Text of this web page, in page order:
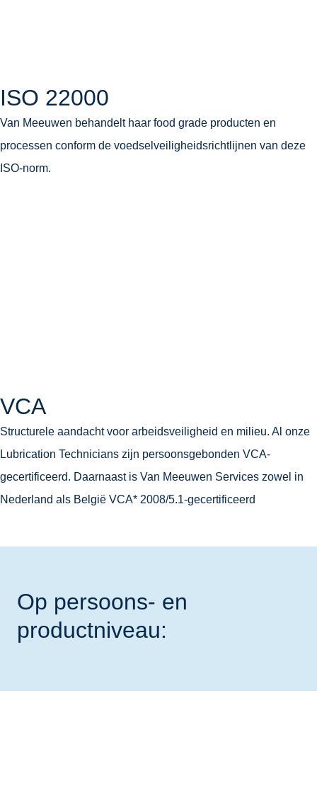
ISO 22000
Van Meeuwen behandelt haar food grade producten en
processen conform de voedselveiligheidsrichtlijnen van deze
ISO-norm.
VCA
Structurele aandacht voor arbeidsveiligheid en milieu. Al onze
Lubrication Technicians zijn persoonsgebonden VCA-
gecertificeerd. Daarnaast is Van Meeuwen Services zowel in
Nederland als België VCA* 2008/5.1-gecertificeerd
Op persoons- en
productniveau: